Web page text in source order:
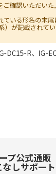
確認いただいた
いる形名の末尾
）が記載されて
DC15-R、IG-
プ公式通販
しサポート